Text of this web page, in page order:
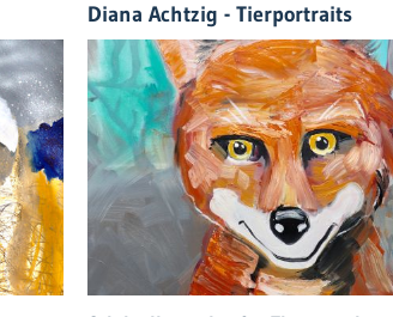
Diana Achtzig - Tierportraits